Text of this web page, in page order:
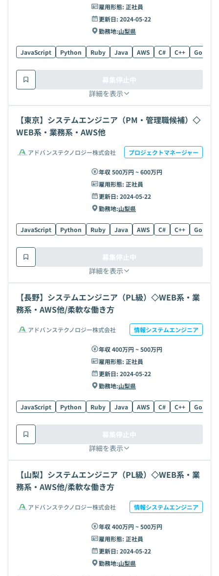
雇用形態: 正社員
更新日: 2024-05-22
勤務地:山梨県
JavaScript Python Ruby Java AWS C# C++ Go
詳細を表示
募集停止中
【東京】システムエンジニア（PM・管理職候補）◇
WEB系・業務系・AWS他
アドバンステクノロジー株式会社 プロジェクトマネージャー
年収 500万円 ~ 600万円
雇用形態: 正社員
更新日: 2024-05-22
勤務地:山梨県
JavaScript Python Ruby Java AWS C# C++ Go
詳細を表示
募集停止中
【長野】システムエンジニア（PL級）◇WEB系・業
務系・AWS他/柔軟な働き方
アドバンステクノロジー株式会社 情報システムエンジニア
年収 400万円 ~ 500万円
雇用形態: 正社員
更新日: 2024-05-22
勤務地:山梨県
JavaScript Python Ruby Java AWS C# C++ Go
詳細を表示
募集停止中
【山梨】システムエンジニア（PL級）◇WEB系・業
務系・AWS他/柔軟な働き方
アドバンステクノロジー株式会社 情報システムエンジニア
年収 400万円 ~ 500万円
雇用形態: 正社員
更新日: 2024-05-22
勤務地:山梨県